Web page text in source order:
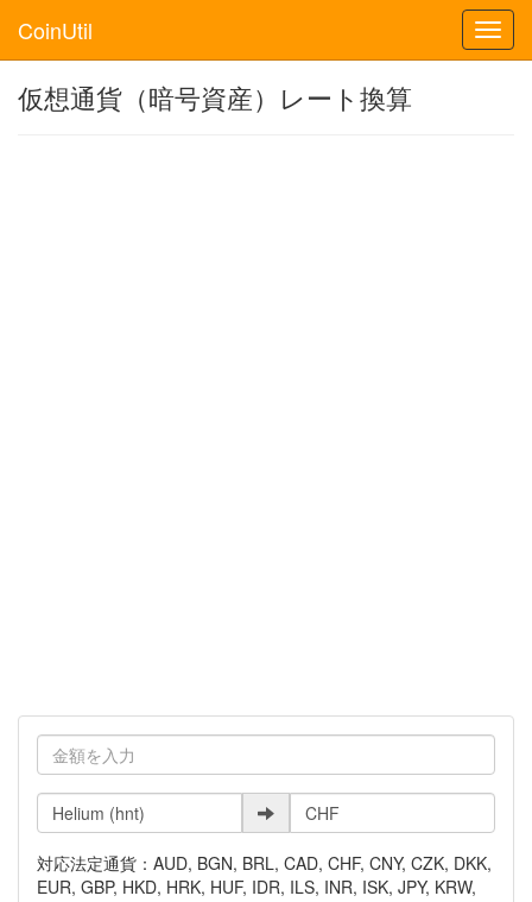
CoinUtil
仮想通貨（暗号資産）レート換算
対応法定通貨：AUD, BGN, BRL, CAD, CHF, CNY, CZK, DKK,
EUR, GBP, HKD, HRK, HUF, IDR, ILS, INR, ISK, JPY, KRW,